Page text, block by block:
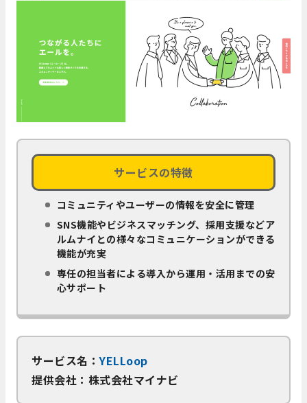
サービスの特徴
コミュニティやユーザーの情報を安全に管理
SNS機能やビジネスマッチング、採用支援などア
ルムナイとの様々なコミュニケーションができる
機能が充実
専任の担当者による導入から運用・活用までの安
心サポート
サービス名：YELLoop
提供会社：株式会社マイナビ